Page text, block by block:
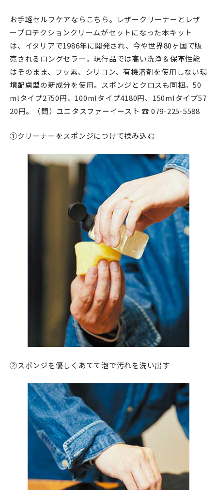
お手軽セルフケアならこちら。レザークリーナーとレザ
ープロテクションクリームがセットになった本キット
は、イタリアで1986年に開発され、今や世界80ヶ国で販
売されるロングセラー。現行品では高い洗浄＆保革性能
はそのまま、フッ素、シリコン、有機溶剤を使用しない環
境配慮型の新成分を使用。スポンジとクロスも同梱。50
mlタイプ2750円、100mlタイプ4180円、150mlタイプ57
20円。（問）ユニタスファーイースト ☎ 079-225-5588
①クリーナーをスポンジにつけて揉み込む
②スポンジを優しくあてて泡で汚れを洗い出す